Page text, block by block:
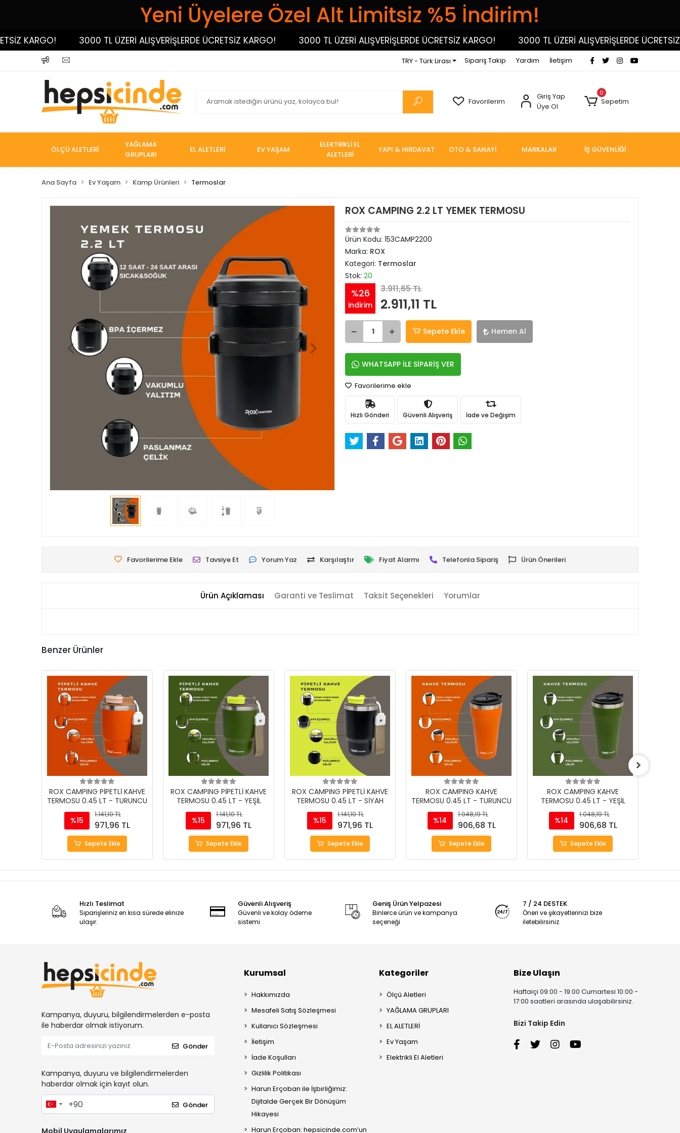
Yeni Üyelere Özel Alt Limitsiz %5 İndirim!
KARGO! 3000 TL ÜZERİ ALIŞVERİŞLERDE ÜCRETSİZ KARGO! 3000 TL ÜZERİ ALIŞVERİŞLERDE ÜCRETSİZ KARGO! 3000 TL ÜZERİ ALIŞVERİŞLERDE ÜCRETSİZ
TRY - Türk Lirası Sipariş Takip Yardım İletişim
Favorilerim
Giriş Yap
Üye Ol
0
Sepetim
ÖLÇÜ ALETLERİ
YAĞLAMA
GRUPLARI
EL ALETLERİ EV YAŞAM
ELEKTRİKLİ EL
ALETLERİ
YAPI & HIRDAVAT OTO & SANAYİ MARKALAR İŞ GÜVENLİĞİ
Ana Sayfa Ev Yaşam Kamp Ürünleri Termoslar
ROX CAMPING 2.2 LT YEMEK TERMOSU
Ürün Kodu: 153CAMP2200
Marka: ROX
Kategori: Termoslar
Stok: 20
%26
indirim
3.911,65 TL
2.911,11 TL
Sepete Ekle Hemen Al
WHATSAPP İLE SİPARİŞ VER
Favorilerime ekle
Hızlı Gönderi Güvenli Alışveriş İade ve Değişim
Favorilerime Ekle Tavsiye Et Yorum Yaz Karşılaştır Fiyat Alarmı Telefonla Sipariş Ürün Önerileri
Ürün Açıklaması Garanti ve Teslimat Taksit Seçenekleri Yorumlar
Benzer Ürünler
ROX CAMPING PİPETLİ KAHVE
TERMOSU 0.45 LT - TURUNCU
%15
1.141,10 TL
971,96 TL
Sepete Ekle
ROX CAMPING PİPETLİ KAHVE
TERMOSU 0.45 LT - YEŞİL
%15
1.141,10 TL
971,96 TL
Sepete Ekle
ROX CAMPING PİPETLİ KAHVE
TERMOSU 0.45 LT - SİYAH
%15
1.141,10 TL
971,96 TL
Sepete Ekle
ROX CAMPING KAHVE
TERMOSU 0.45 LT - TURUNCU
%14
1.048,19 TL
906,68 TL
Sepete Ekle
ROX CAMPING KAHVE
TERMOSU 0.45 LT - YEŞİL
%14
1.048,19 TL
906,68 TL
Sepete Ekle
Hızlı Teslimat
Siparişleriniz en kısa sürede elinize
ulaşır.
Güvenli Alışveriş
Güvenli ve kolay ödeme
sistemi
Geniş Ürün Yelpazesi
Binlerce ürün ve kampanya
seçeneği
7 / 24 DESTEK
Öneri ve şikayetlerinizi bize
iletebilirsiniz.
Kampanya, duyuru, bilgilendirmelerden e-posta
ile haberdar olmak istiyorum.
Gönder
Kampanya, duyuru ve bilgilendirmelerden
haberdar olmak için kayıt olun.
Gönder
Kurumsal
Hakkımızda
Mesafeli Satış Sözleşmesi
Kullanıcı Sözleşmesi
İletişim
İade Koşulları
Gizlilik Politikası
Harun Erçoban ile İşbirliğimiz:
Dijitalde Gerçek Bir Dönüşüm
Hikayesi
Harun Erçoban: hepsicinde.com’un
Kategoriler
Ölçü Aletleri
YAĞLAMA GRUPLARI
EL ALETLERİ
Ev Yaşam
Elektrikli El Aletleri
Bize Ulaşın
Haftaiçi 09:00 - 19:00 Cumartesi 10:00 -
17:00 saatleri arasında ulaşabilirsiniz.
Bizi Takip Edin